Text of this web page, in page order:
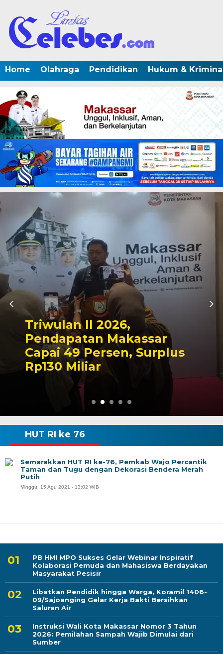
Home Olahraga Pendidikan Hukum &
Surplus
Kapolres Wajo
Makam La
Tegaskan
Mengabdi
PB HMI MPO Sukses Gelar Webinar Inspiratif
Kolaborasi Pemuda dan Mahasiswa Berdayakan
Masyarakat Pesisir
Libatkan Pendidik hingga Warga, Koramil 1406-
09/Sajoanging Gelar Kerja Bakti Bersihkan
Saluran Air
Instruksi Wali Kota Makassar Nomor 3 Tahun
2026: Pemilahan Sampah Wajib Dimulai dari
Sumber
HUT RI ke 76
Semarakkan HUT RI ke-76, Pemkab Wajo Percantik
Taman dan Tugu dengan Dekorasi Bendera Merah
Putih
Minggu, 15 Agu 2021 - 13:02 WIB